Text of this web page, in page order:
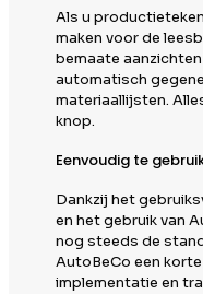
Als u
maken voor de
bemaate aanzichten
automatisch
materiaallijsten.
knop.
Eenvoudig te
Dankzij het
en het gebruik van
nog steeds de
AutoBeCo een
implementatie en